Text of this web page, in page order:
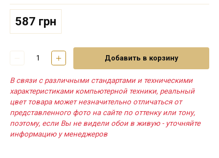
587 грн
Добавить в корзину
В связи с различными стандартами и техническими
характеристиками компьютерной техники, реальный
цвет товара может незначительно отличаться от
представленного фото на сайте по оттенку или тону,
поэтому, если Вы не видели обои в живую - уточняйте
информацию у менеджеров